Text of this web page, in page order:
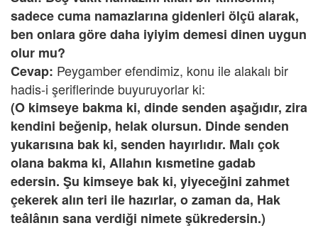
sadece cuma namazlarına gidenleri ölçü alarak,
ben onlara göre daha iyiyim demesi dinen uygun
olur mu?
Cevap: Peygamber efendimiz, konu ile alakalı bir
hadis-i şeriflerinde buyuruyorlar ki:
(O kimseye bakma ki, dinde senden aşağıdır, zira
kendini beğenip, helak olursun. Dinde senden
yukarısına bak ki, senden hayırlıdır. Malı çok
olana bakma ki, Allahın kısmetine gadab
edersin. Şu kimseye bak ki, yiyeceğini zahmet
çekerek alın teri ile hazırlar, o zaman da, Hak
teâlânın sana verdiği nimete şükredersin.)